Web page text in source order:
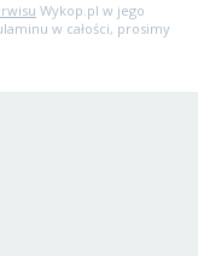
Wykop.pl w jego
w całości, prosimy